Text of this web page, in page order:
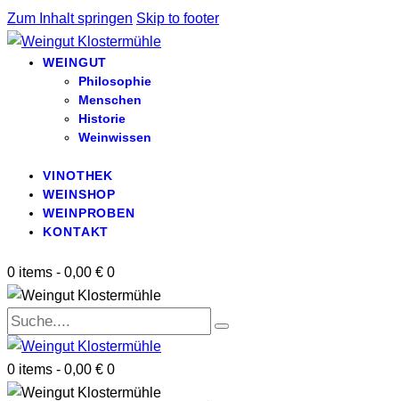
Zum Inhalt springen Skip to footer
WEINGUT
Philosophie
Menschen
Historie
Weinwissen
VINOTHEK
WEINSHOP
WEINPROBEN
KONTAKT
0 items - 0,00 € 0
0 items - 0,00 € 0